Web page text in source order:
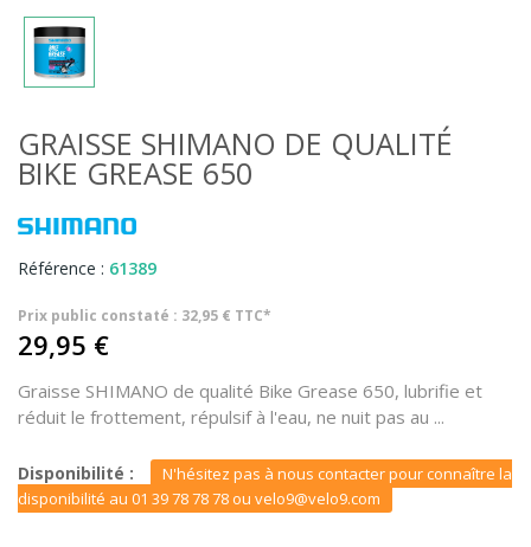
GRAISSE SHIMANO DE QUALITÉ
BIKE GREASE 650
Référence : 61389
Prix public constaté : 32,95 € TTC*
29,95 €
Graisse SHIMANO de qualité Bike Grease 650, lubrifie et
réduit le frottement, répulsif à l'eau, ne nuit pas au ...
Disponibilité :
N'hésitez pas à nous contacter pour connaître la
disponibilité au 01 39 78 78 78 ou velo9@velo9.com